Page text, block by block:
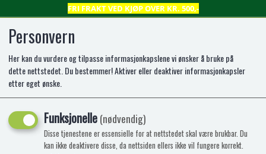
FRI FRAKT VED KJØP OVER KR. 500,-
0
Kunne ikke finne produktet
Forside
Personvern
Her kan du vurdere og tilpasse informasjonkapslene vi ønsker å bruke på
dette nettstedet. Du bestemmer! Aktiver eller deaktiver informasjonkapsler
etter eget ønske.
Funksjonelle(nødvendig)
Disse tjenestene er essensielle for at nettstedet skal være brukbar. Du
kan ikke deaktivere disse, da nettsiden ellers ikke vil fungere korrekt.